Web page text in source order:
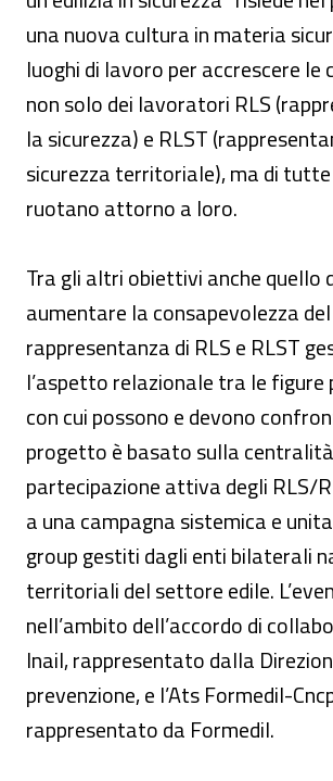
una nuova cultura in materia
luoghi di lavoro per accrescere le
non solo dei lavoratori RLS
la sicurezza) e RLST
sicurezza territoriale), ma di
ruotano attorno a loro.
Tra gli altri obiettivi anche quello
aumentare la consapevolezza
rappresentanza di RLS e RLST
l’aspetto relazionale tra le
con cui possono e devono
progetto è basato sulla
partecipazione attiva degli RLS/
a una campagna sistemica e
group gestiti dagli enti bilaterali
territoriali del settore edile.
nell’ambito dell’accordo di
Inail, rappresentato dalla
prevenzione, e l’Ats Formedil-
rappresentato da Formedil.